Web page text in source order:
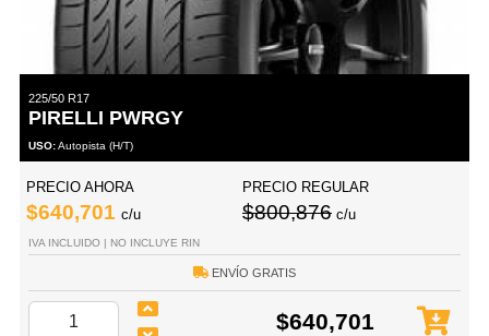
225/50 R17
PIRELLI PWRGY
USO:Autopista (H/T)
PRECIO AHORA
$640,701 c/u
PRECIO REGULAR
$800,876 c/u
IVA INCLUIDO | NO INCLUYE RIN
ENVÍO GRATIS
$640,701